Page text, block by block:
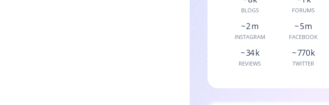
BLOGS FORUMS
~ 2 m
INSTAGRAM
~ 5 m
FACEBOOK
~ 34 k
REVIEWS
~ 770 k
TWITTER